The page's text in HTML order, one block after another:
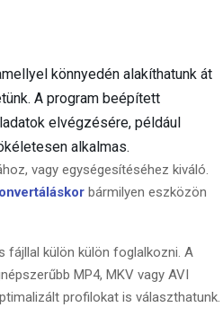
könnyedén alakíthatunk át
A program beépített
elvégzésére, például
alkalmas.
vagy egységesítéséhez kiváló.
kor bármilyen eszközön
fájllal külön külön foglalkozni. A
MP4, MKV vagy AVI
profilokat is választhatunk.